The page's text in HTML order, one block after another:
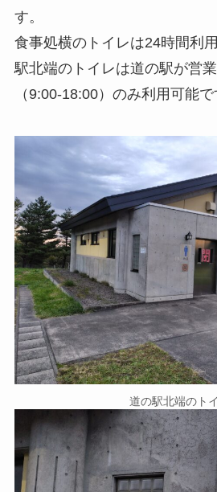
す。
食事処横のトイレは24時間利
駅北端のトイレは道の駅が営
（9:00-18:00）のみ利用可能で
道の駅北端のト